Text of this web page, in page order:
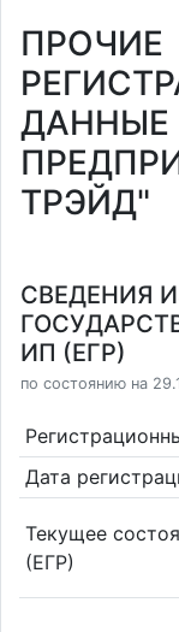
ПРОЧИЕ
ДАННЫЕ
ТРЭЙД"
СВЕДЕНИЯ
ИП (ЕГР)
по состоянию на
Дата
Текущее
(ЕГР)